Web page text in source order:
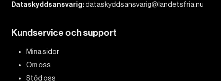
Dataskyddsansvarig:dataskyddsansvarig@landetsfria.nu
Kundservice och support
Mina sidor
Om oss
Stöd oss